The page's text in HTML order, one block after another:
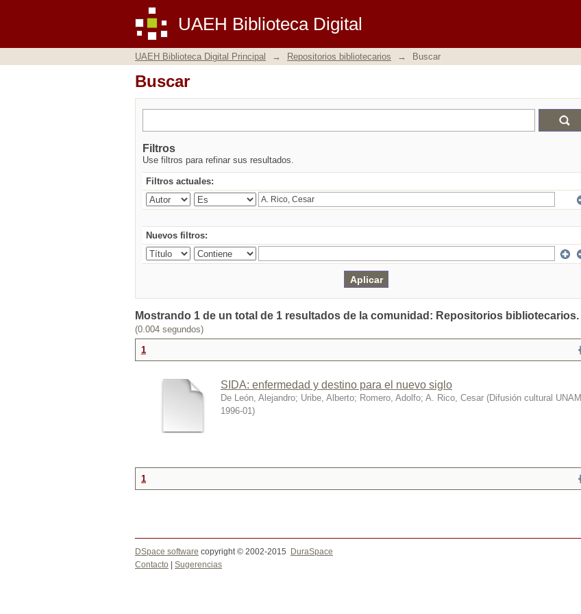
UAEH Biblioteca Digital
Buscar
UAEH Biblioteca Digital Principal → Repositorios bibliotecarios → Buscar
Buscar
Filtros
Use filtros para refinar sus resultados.
Filtros actuales:
Nuevos filtros:
Mostrando 1 de un total de 1 resultados de la comunidad: Repositorios bibliotecarios.
(0.004 segundos)
1
SIDA: enfermedad y destino para el nuevo siglo
De León, Alejandro; Uribe, Alberto; Romero, Adolfo; A. Rico, Cesar (Difusión cultural UNAM
1996-01)
1
DSpace software copyright © 2002-2015 DuraSpace
Contacto
Sugerencias